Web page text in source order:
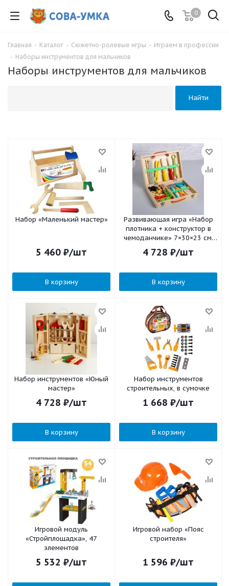
0
Главная - Каталог - Сюжетно-ролевые игры - Играем в профессии
- Наборы инструментов для мальчиков
Наборы инструментов для мальчиков
Найти
Набор «Маленький мастер»
5 460 ₽/шт
В корзину
Развивающая игра «Набор
плотника + конструктор в
чемоданчике» 7×30×23 см,
33 элемента
4 728 ₽/шт
В корзину
Набор инструментов «Юный
мастер»
4 728 ₽/шт
В корзину
Набор инструментов
строительных, в сумочке
1 668 ₽/шт
В корзину
Игровой модуль
«Стройплощадка», 47
элементов
5 532 ₽/шт
Игровой набор «Пояс
строителя»
1 596 ₽/шт